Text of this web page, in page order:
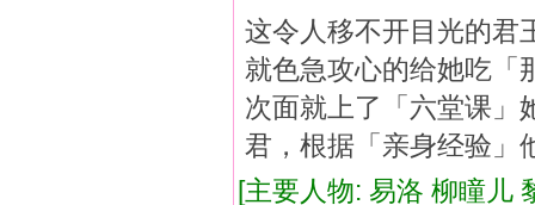
这令人移不开目光的君
就色急攻心的给她吃「
次面就上了「六堂课」
君，根据「亲身经验」
[主要人物: 易洛 柳瞳